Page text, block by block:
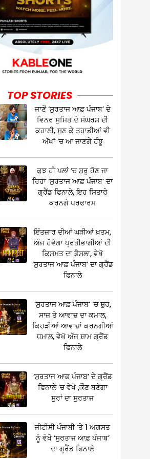
TOP STORIES
ਜਾਣੋਂ ‘ਸੁਰਤਾਜ ਆਫ਼ ਪੰਜਾਬ’ ਦੇ
ਵਿਨਰ ਸੁਮਿਤ ਦੇ ਸੰਘਰਸ਼ ਦੀ
ਕਹਾਣੀ, ਸੁਣ ਕੇ ਤੁਹਾਡੀਆਂ ਵੀ
ਅੱਖਾਂ ‘ਚ ਆ ਜਾਣਗੇ ਹੰਝੂ
ਕੁਝ ਹੀ ਪਲਾਂ ‘ਚ ਸ਼ੁਰੂ ਹੋਣ ਜਾ
ਰਿਹਾ ‘ਸੁਰਤਾਜ ਆਫ਼ ਪੰਜਾਬ’ ਦਾ
ਗ੍ਰੈਂਡ ਫਿਨਾਲੇ, ਇਹ ਸਿਤਾਰੇ
ਕਰਨਗੇ ਪਰਫਾਰਮ
ਇੰਤਜ਼ਾਰ ਦੀਆਂ ਘੜੀਆਂ ਖ਼ਤਮ,
ਅੱਜ ਹੋਵੇਗਾ ਪ੍ਰਤੀਭਾਗੀਆਂ ਦੀ
ਕਿਸਮਤ ਦਾ ਫ਼ੈਸਲਾ, ਵੇਖੋ
‘ਸੁਰਤਾਜ ਆਫ਼ ਪੰਜਾਬ’ ਦਾ ਗ੍ਰੈਂਡ
ਫਿਨਾਲੇ
‘ਸੁਰਤਾਜ ਆਫ਼ ਪੰਜਾਬ’ ‘ਚ ਸ਼ੁਰ,
ਸਾਜ਼ ਤੇ ਆਵਾਜ਼ ਦਾ ਕਮਾਲ,
ਕਿਹੜੀਆਂ ਆਵਾਜ਼ਾਂ ਕਰਨਗੀਆਂ
ਧਮਾਲ, ਵੇਖੋ ਅੱਜ ਸ਼ਾਮ ਗ੍ਰੈਂਡ
ਫਿਨਾਲੇ
‘ਸੁਰਤਾਜ ਆਫ਼ ਪੰਜਾਬ’ ਦੇ ਗ੍ਰੈਂਡ
ਫਿਨਾਲੇ ‘ਚ ਵੇਖੋ ,ਕੌਣ ਬਣੇਗਾ
ਸੁਰਾਂ ਦਾ ਸੁਰਤਾਜ
ਜੀਟੀਸੀ ਪੰਜਾਬੀ ‘ਤੇ 1 ਅਗਸਤ
ਨੂੰ ਵੇਖੋ ‘ਸੁਰਤਾਜ ਆਫ਼ ਪੰਜਾਬ’
ਦਾ ਗ੍ਰੈਂਡ ਫਿਨਾਲੇ